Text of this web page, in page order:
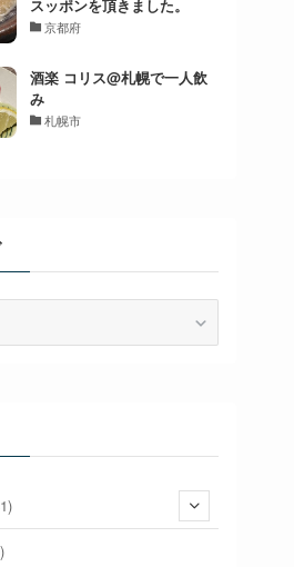
スッポンを頂きました。
京都府
酒楽 コリス@札幌で一人飲
み
札幌市